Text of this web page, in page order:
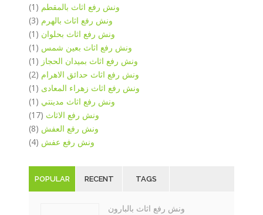
ونش رفع اثاث بالمقطم (1)
ونش رفع اثاث بالهرم (3)
ونش رفع اثاث بحلوان (1)
ونش رفع اثاث بعين شمس (1)
ونش رفع اثاث بميدان الحجاز (1)
ونش رفع اثاث حدائق الاهرام (2)
ونش رفع اثاث زهراء المعادى (1)
ونش رفع اثاث مدينتي (1)
ونش رفع الاثاث (17)
ونش رفع العفش (8)
ونش رفع عفش (4)
POPULAR RECENT TAGS
ونش رفع اثاث بالبارون